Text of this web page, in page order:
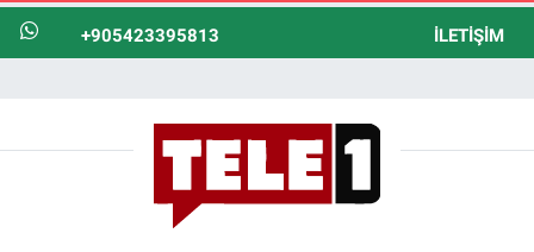
+905423395813 İLETIŞIM